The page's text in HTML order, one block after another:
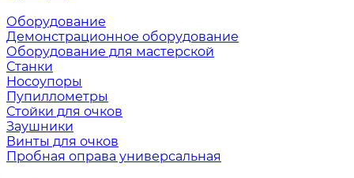
Оборудование
Демонстрационное оборудование
Оборудование для мастерской
Станки
Носоупоры
Пупиллометры
Стойки для очков
Заушники
Винты для очков
Пробная оправа универсальная